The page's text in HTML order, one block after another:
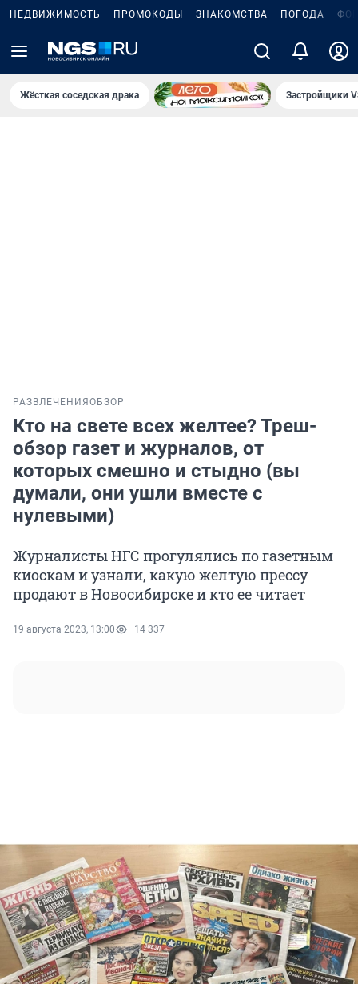
НЕДВИЖИМОСТЬ ПРОМОКОДЫ ЗНАКОМСТВА ПОГОДА
Жёсткая соседская драка Застройщики
РАЗВЛЕЧЕНИЯ ОБЗОР
Кто на свете всех желтее? Треш-
обзор газет и журналов, от
которых смешно и стыдно (вы
думали, они ушли вместе с
нулевыми)
Журналисты НГС прогулялись по газетным
киоскам и узнали, какую желтую прессу
продают в Новосибирске и кто ее читает
19 августа 2023, 13:00 14 337